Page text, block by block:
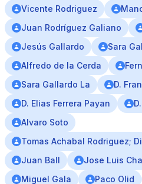
Vicente Rodriguez
Juan Rodríguez Galiano
Jesús Gallardo
Sara
Alfredo de la Cerda
Sara Gallardo La
D.
D. Elias Ferrera Payan
Alvaro Soto
Tomas Achabal Rodriguez;
Juan Ball
Jose Luis
Miguel Gala
Paco Olid